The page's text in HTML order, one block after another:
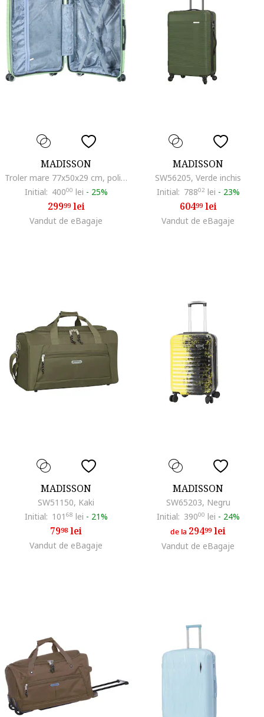
MADISSON
Troler mare 77x50x29 cm, polipropilena, bagaj de cala, 4 roti duble, cifru, SW62103, auriu, 77 cm
Initial: 40000 lei - 25%
29999lei
Vandut de eBagaje
MADISSON
SW56205, Verde inchis
Initial: 78802 lei - 23%
60499lei
Vandut de eBagaje
MADISSON
SW51150, Kaki
Initial: 101 68 lei - 21%
7998 lei
Vandut de eBagaje
MADISSON
SW65203, Negru
Initial: 39000 lei - 24%
de la 29499lei
Vandut de eBagaje